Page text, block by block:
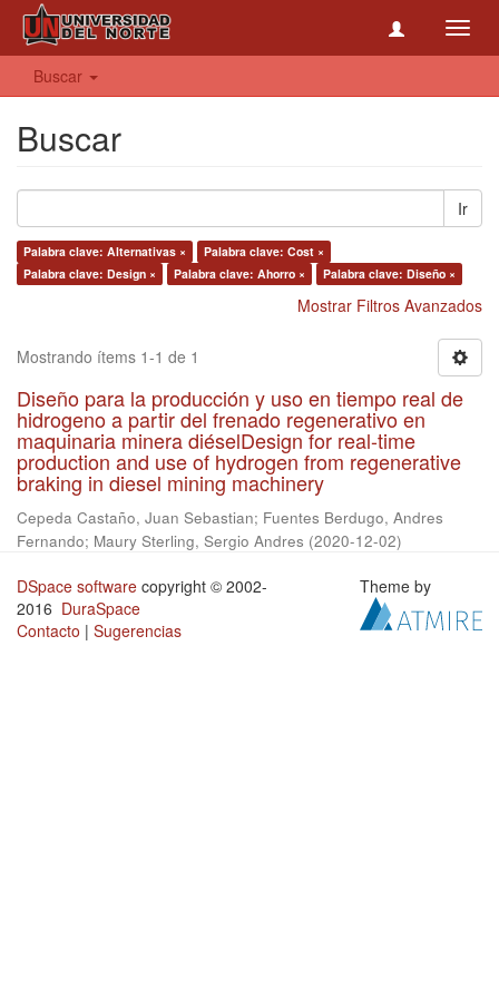
Buscar
Buscar
Ir
Palabra clave: Alternativas ×
Palabra clave: Cost ×
Palabra clave: Design ×
Palabra clave: Ahorro × Palabra clave: Diseño ×
Mostrar Filtros Avanzados
Mostrando ítems 1-1 de 1
Diseño para la producción y uso en tiempo real de
hidrogeno a partir del frenado regenerativo en
maquinaria minera diéselDesign for real-time
production and use of hydrogen from regenerative
braking in diesel mining machinery
Cepeda Castaño, Juan Sebastian; Fuentes Berdugo, Andres
Fernando; Maury Sterling, Sergio Andres (2020-12-02)
DSpace software copyright © 2002-
2016 DuraSpace
Contacto | Sugerencias
Theme by